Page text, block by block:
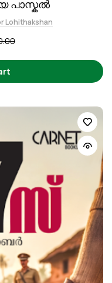
പാസ്കൽ
Lohithakshan